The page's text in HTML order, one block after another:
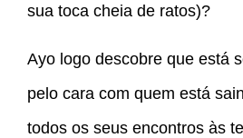
sua toca cheia de ratos)?
Ayo logo descobre que está
pelo cara com quem está
todos os seus encontros às